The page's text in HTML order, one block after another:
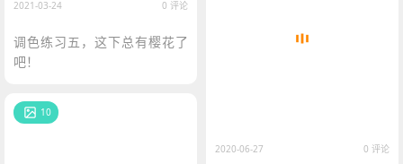
2021-03-24 0 评论
调色练习五，这下总有樱花了
吧！
2020-06-27 0 评论
10